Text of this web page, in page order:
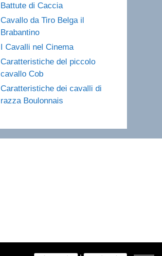
Battute di Caccia
Cavallo da Tiro Belga il
Brabantino
I Cavalli nel Cinema
Caratteristiche del piccolo
cavallo Cob
Caratteristiche dei cavalli di
razza Boulonnais